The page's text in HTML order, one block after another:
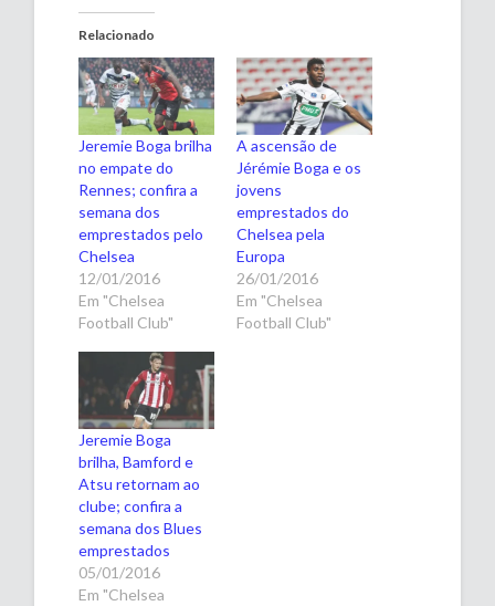
Relacionado
Jeremie Boga brilha
no empate do
Rennes; confira a
semana dos
emprestados pelo
Chelsea
12/01/2016
Em "Chelsea
Football Club"
A ascensão de
Jérémie Boga e os
jovens
emprestados do
Chelsea pela
Europa
26/01/2016
Em "Chelsea
Football Club"
Jeremie Boga
brilha, Bamford e
Atsu retornam ao
clube; confira a
semana dos Blues
emprestados
05/01/2016
Em "Chelsea